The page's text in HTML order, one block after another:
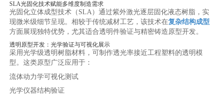
SLA光固化技术赋能多维度制造需求
光固化立体成型技术（SLA）通过紫外激光逐层固化液态树脂，实
现微米级细节呈现。相较于传统减材工艺，该技术在复杂结构成型
方面展现独特优势，尤其适合透明件验证与精密铸造原型开发。
透明原型开发：光学验证与可视化展示
采用光学级透明树脂材料，可制作透光率接近工程塑料的透明模
型。这类原型广泛应用于：
流体动力学可视化测试
光学仪器结构验证